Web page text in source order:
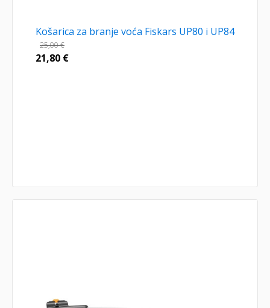
Košarica za branje voća Fiskars UP80 i UP84
25,00€
21,80 €